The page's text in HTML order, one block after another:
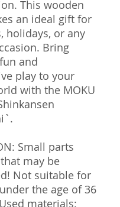
This wooden
an ideal gift for
holidays, or any
Bring
and
play to your
with the MOKU
Small parts
may be
Not suitable for
the age of 36
materials: